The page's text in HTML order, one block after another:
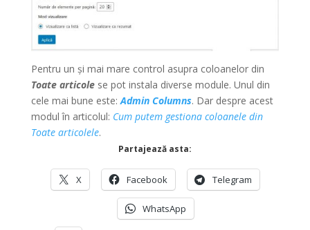
Pentru un și mai mare control asupra coloanelor din
Toate articolese pot instala diverse module. Unul din
cele mai bune este:Admin Columns. Dar despre acest
modul în articolul: Cum putem gestiona coloanele din
Toate articolele.
Partajează asta:
X Facebook Telegram
WhatsApp